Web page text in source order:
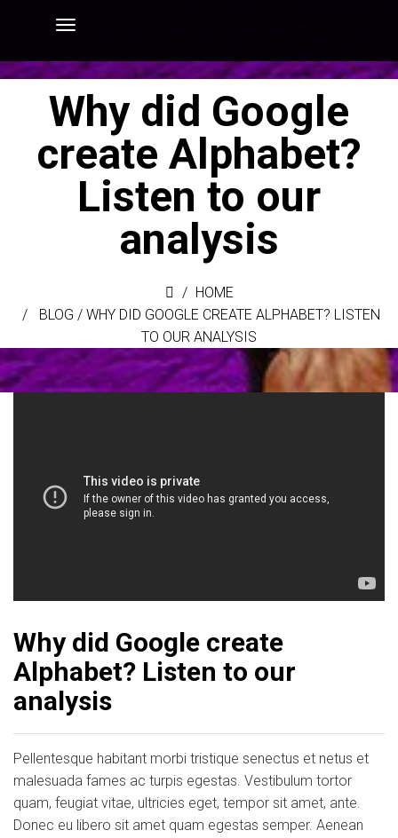
Why did Google
create Alphabet?
Listen to our
analysis
HOME
BLOG / WHY DID GOOGLE CREATE ALPHABET? LISTEN
TO OUR ANALYSIS
Why did Google create
Alphabet? Listen to our
analysis
Pellentesque habitant morbi tristique senectus et netus et
malesuada fames ac turpis egestas. Vestibulum tortor
quam, feugiat vitae, ultricies eget, tempor sit amet, ante.
Donec eu libero sit amet quam egestas semper. Aenean